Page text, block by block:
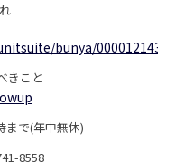
bunya/
きこと
で(年中無休)
8558